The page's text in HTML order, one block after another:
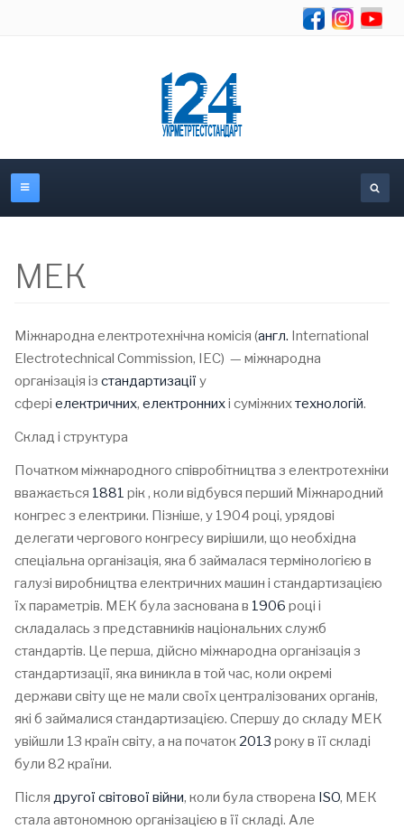
МЕК
Міжнародна електротехнічна комісія (англ. International
Electrotechnical Commission, ІЕС) — міжнародна
організація із стандартизації у
сфері електричних, електроннихі суміжнихтехнологій.
Склад і структура
Початком міжнародного співробітництва з електротехніки
вважається 1881 рік , коли відбувся перший Міжнародний
конгрес з електрики. Пізніше, у 1904 році, урядові
делегати чергового конгресу вирішили, що необхідна
спеціальна організація, яка б займалася термінологією в
галузі виробництва електричних машин і стандартизацією
їх параметрів. МЕК була заснована в 1906 році і
складалась з представників національних служб
стандартів. Це перша, дійсно міжнародна організація з
стандартизації, яка виникла в той час, коли окремі
держави світу ще не мали своїх централізованих органів,
які б займалися стандартизацією. Спершу до складу МЕК
увійшли 13 країн світу, а на початок 2013 року в її складі
були 82 країни.
Після другої світової війни, коли була створена ISO, МЕК
стала автономною організацією в її складі. Але